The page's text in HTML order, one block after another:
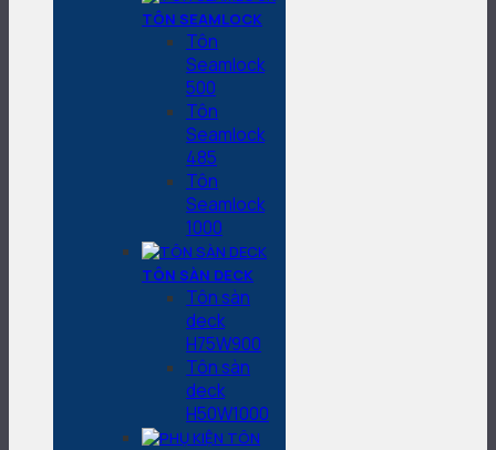
TÔN SEAMLOCK
Tôn
Seamlock
500
Tôn
Seamlock
485
Tôn
Seamlock
1000
TÔN SÀN DECK
Tôn sàn
deck
H75W900
Tôn sàn
deck
H50W1000